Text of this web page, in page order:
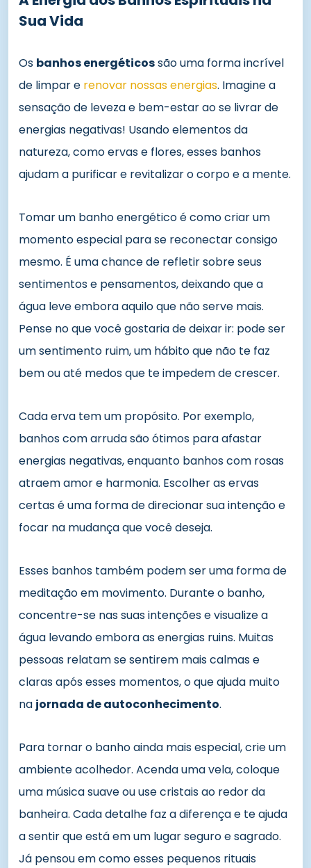
Sua Vida
Os banhos energéticossão uma forma incrível
de limpar e renovar nossas energias. Imagine a
sensação de leveza e bem-estar ao se livrar de
energias negativas! Usando elementos da
natureza, como ervas e flores, esses banhos
ajudam a purificar e revitalizar o corpo e a mente.
Tomar um banho energético é como criar um
momento especial para se reconectar consigo
mesmo. É uma chance de refletir sobre seus
sentimentos e pensamentos, deixando que a
água leve embora aquilo que não serve mais.
Pense no que você gostaria de deixar ir: pode ser
um sentimento ruim, um hábito que não te faz
bem ou até medos que te impedem de crescer.
Cada erva tem um propósito. Por exemplo,
banhos com arruda são ótimos para afastar
energias negativas, enquanto banhos com rosas
atraem amor e harmonia. Escolher as ervas
certas é uma forma de direcionar sua intenção e
focar na mudança que você deseja.
Esses banhos também podem ser uma forma de
meditação em movimento. Durante o banho,
concentre-se nas suas intenções e visualize a
água levando embora as energias ruins. Muitas
pessoas relatam se sentirem mais calmas e
claras após esses momentos, o que ajuda muito
na jornada de autoconhecimento.
Para tornar o banho ainda mais especial, crie um
ambiente acolhedor. Acenda uma vela, coloque
uma música suave ou use cristais ao redor da
banheira. Cada detalhe faz a diferença e te ajuda
a sentir que está em um lugar seguro e sagrado.
Já pensou em como esses pequenos rituais